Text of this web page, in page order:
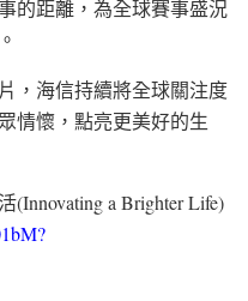
的距離，為全球賽事盛況
，海信持續將全球關注度
情懷，點亮更美好的生
a Brighter Life)